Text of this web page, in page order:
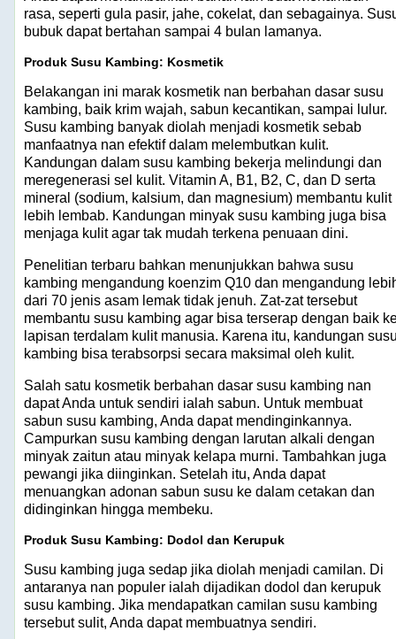
rasa, seperti gula pasir, jahe, cokelat, dan sebagainya.
bubuk dapat bertahan sampai 4 bulan lamanya.
Produk Susu Kambing: Kosmetik
Belakangan ini marak kosmetik nan berbahan dasar susu
kambing, baik krim wajah, sabun kecantikan, sampai lulur.
Susu kambing banyak diolah menjadi kosmetik sebab
manfaatnya nan efektif dalam melembutkan kulit.
Kandungan dalam susu kambing bekerja melindungi dan
meregenerasi sel kulit. Vitamin A, B1, B2, C, dan D serta
mineral (sodium, kalsium, dan magnesium) membantu kulit
lebih lembab. Kandungan minyak susu kambing juga bisa
menjaga kulit agar tak mudah terkena penuaan dini.
Penelitian terbaru bahkan menunjukkan bahwa susu
kambing mengandung koenzim Q10 dan mengandung
dari 70 jenis asam lemak tidak jenuh. Zat-zat tersebut
membantu susu kambing agar bisa terserap dengan baik
lapisan terdalam kulit manusia. Karena itu, kandungan
kambing bisa terabsorpsi secara maksimal oleh kulit.
Salah satu kosmetik berbahan dasar susu kambing nan
dapat Anda untuk sendiri ialah sabun. Untuk membuat
sabun susu kambing, Anda dapat mendinginkannya.
Campurkan susu kambing dengan larutan alkali dengan
minyak zaitun atau minyak kelapa murni. Tambahkan juga
pewangi jika diinginkan. Setelah itu, Anda dapat
menuangkan adonan sabun susu ke dalam cetakan dan
didinginkan hingga membeku.
Produk Susu Kambing: Dodol dan Kerupuk
Susu kambing juga sedap jika diolah menjadi camilan. Di
antaranya nan populer ialah dijadikan dodol dan kerupuk
susu kambing. Jika mendapatkan camilan susu kambing
tersebut sulit, Anda dapat membuatnya sendiri.